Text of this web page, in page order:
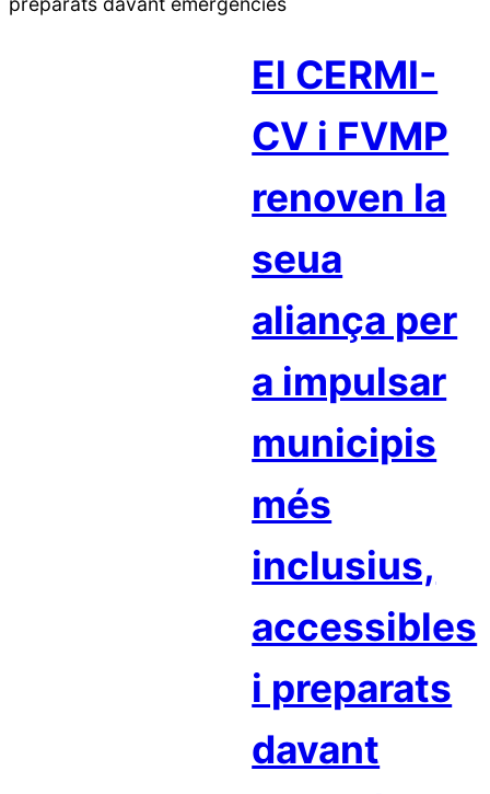
El CERMI-
CV i FVMP
renoven la
seua
aliança per
a impulsar
municipis
més
inclusius,
accessibles
i preparats
davant